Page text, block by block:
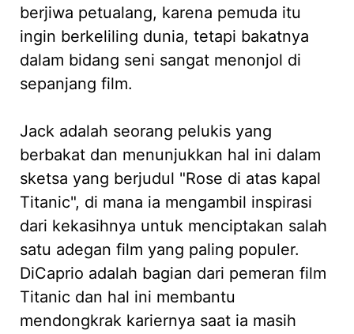
berjiwa petualang, karena pemuda itu
ingin berkeliling dunia, tetapi bakatnya
dalam bidang seni sangat menonjol di
sepanjang film.
Jack adalah seorang pelukis yang
berbakat dan menunjukkan hal ini dalam
sketsa yang berjudul "Rose di atas kapal
Titanic", di mana ia mengambil inspirasi
dari kekasihnya untuk menciptakan salah
satu adegan film yang paling populer.
DiCaprio adalah bagian dari pemeran film
Titanic dan hal ini membantu
mendongkrak kariernya saat ia masih